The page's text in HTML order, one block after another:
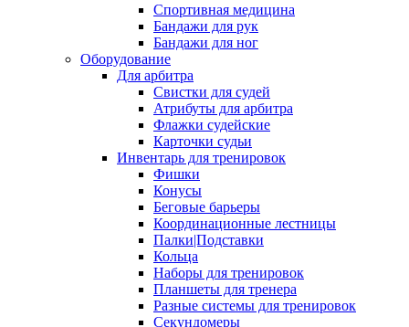
Спортивная медицина
Бандажи для рук
Бандажи для ног
Оборудование
Для арбитра
Свистки для судей
Атрибуты для арбитра
Флажки судейские
Карточки судьи
Инвентарь для тренировок
Фишки
Конусы
Беговые барьеры
Координационные лестницы
Палки|Подставки
Кольца
Наборы для тренировок
Планшеты для тренера
Разные системы для тренировок
Секундомеры